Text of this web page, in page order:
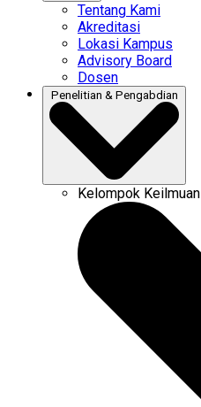
Tentang Kami
Akreditasi
Lokasi Kampus
Advisory Board
Dosen
Kelompok Keilmuan